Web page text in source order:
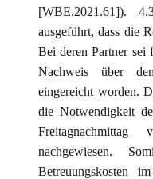
[WBE.2021.61]).
ausgeführt, dass die
Bei deren Partner
Nachweis über
eingereicht worden.
die Notwendigkeit
nachgewiesen.
Betreuungskosten